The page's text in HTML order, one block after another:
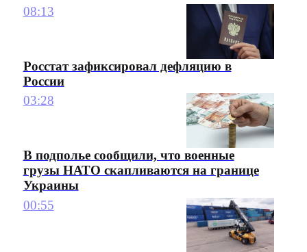
08:13
Росстат зафиксировал дефляцию в
России
03:28
В подполье сообщили, что военные
грузы НАТО скапливаются на границе
Украины
00:55